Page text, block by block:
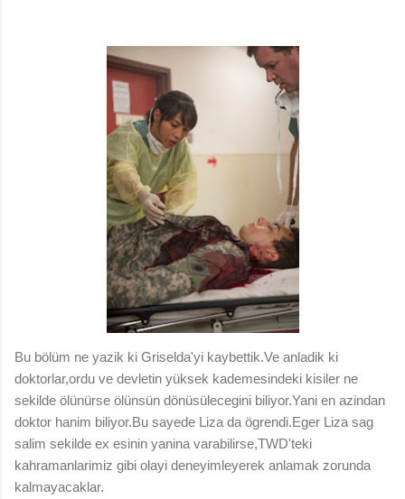
Bu bölüm ne yazik ki Griselda'yi kaybettik.Ve anladik ki
doktorlar,ordu ve devletin yüksek kademesindeki kisiler ne
sekilde ölünürse ölünsün dönüsülecegini biliyor.Yani en azindan
doktor hanim biliyor.Bu sayede Liza da ögrendi.Eger Liza sag
salim sekilde ex esinin yanina varabilirse,TWD'teki
kahramanlarimiz gibi olayi deneyimleyerek anlamak zorunda
kalmayacaklar.